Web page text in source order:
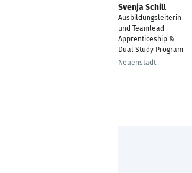
Svenja Schill
Ausbildungsleiterin
und Teamlead
Apprenticeship &
Dual Study Program
Neuenstadt